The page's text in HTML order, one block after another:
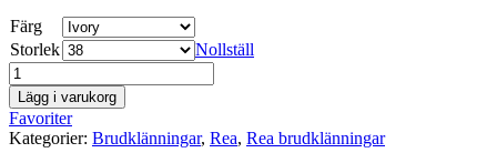
Färg
Storlek
Nollställ
Brudklänning
Enzoani
5692-
137
mängd
Lägg i varukorg
Favoriter
Kategorier: Brudklänningar, Rea, Rea brudklänningar